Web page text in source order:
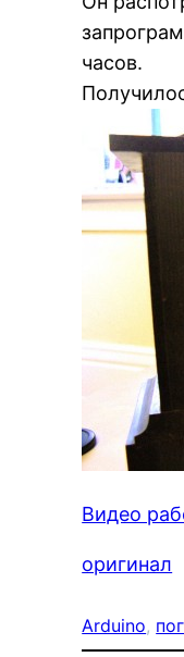
часов.
Видео
оригинал
Arduino,